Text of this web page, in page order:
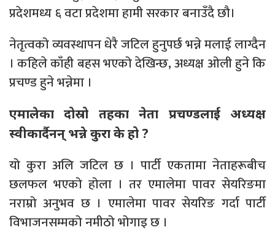
प्रदेशमध्य ६ वटा प्रदेशमा हामी सरकार बनाउँदै छौ।
नेतृत्वको व्यवस्थापन धेरै जटिल हुनुपर्छ भन्ने मलाई लाग्दैन
। कहिले काँही बहस भएको देखिन्छ, अध्यक्ष ओली हुने कि
प्रचण्ड हुने भन्नेमा ।
एमालेका दोस्रो तहका नेता प्रचण्डलाई अध्यक्ष
स्वीकार्दैनन् भन्ने कुरा के हो ?
यो कुरा अलि जटिल छ । पार्टी एकतामा नेताहरूबीच
छलफल भएको होला । तर एमालेमा पावर सेयरिङमा
नराम्रो अनुभव छ । एमालेमा पावर सेयरिङ गर्दा पार्टी
विभाजनसम्मको नमीठो भोगाइ छ ।